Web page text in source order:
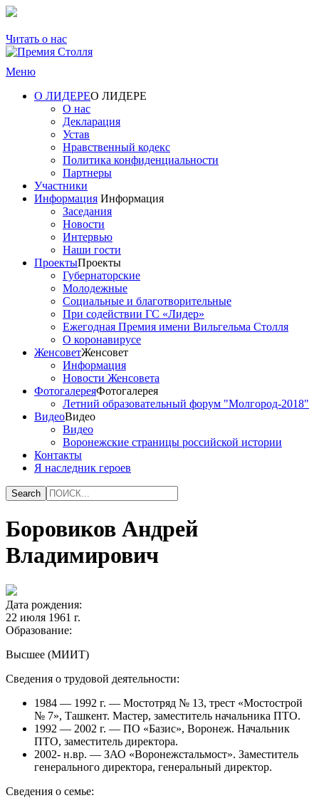
Читать о нас
Меню
О ЛИДЕРЕО ЛИДЕРЕ
О нас
Декларация
Устав
Нравственный кодекс
Политика конфиденциальности
Партнеры
Участники
Информация Информация
Заседания
Новости
Интервью
Наши гости
ПроектыПроекты
Губернаторские
Молодежные
Социальные и благотворительные
При содействии ГС «Лидер»
Ежегодная Премия имени Вильгельма Столля
О коронавирусе
ЖенсоветЖенсовет
Информация
Новости Женсовета
ФотогалереяФотогалерея
Летний образовательный форум "Молгород-2018"
ВидеоВидео
Видео
Воронежские страницы российской истории
Контакты
Я наследник героев
Боровиков Андрей
Владимирович
Дата рождения:
22 июля 1961 г.
Образование:
Высшее (МИИТ)
Сведения о трудовой деятельности:
1984 — 1992 г. — Мостотряд № 13, трест «Мостострой
№ 7», Ташкент. Мастер, заместитель начальника ПТО.
1992 — 2002 г. — ПО «Базис», Воронеж. Начальник
ПТО, заместитель директора.
2002- н.вр. — ЗАО «Воронежстальмост». Заместитель
генерального директора, генеральный директор.
Сведения о семье: